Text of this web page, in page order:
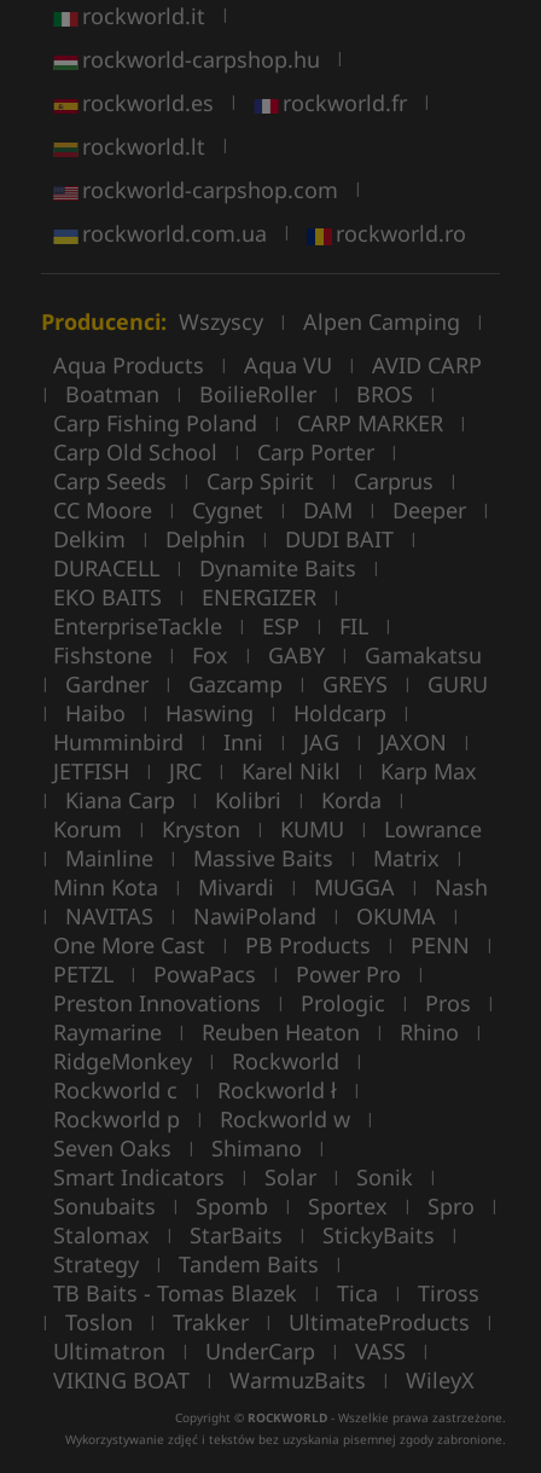
rockworld.it |
rockworld-carpshop.hu |
rockworld.es | rockworld.fr |
rockworld.lt |
rockworld-carpshop.com |
rockworld.com.ua | rockworld.ro
Producenci: Wszyscy | Alpen Camping |
Aqua Products | Aqua VU | AVID CARP
| Boatman | BoilieRoller | BROS |
Carp Fishing Poland | CARP MARKER |
Carp Old School | Carp Porter |
Carp Seeds | Carp Spirit | Carprus |
CC Moore | Cygnet | DAM | Deeper |
Delkim | Delphin | DUDI BAIT |
DURACELL | Dynamite Baits |
EKO BAITS | ENERGIZER |
EnterpriseTackle | ESP | FIL |
Fishstone | Fox | GABY | Gamakatsu
| Gardner | Gazcamp | GREYS | GURU
| Haibo | Haswing | Holdcarp |
Humminbird | Inni | JAG | JAXON |
JETFISH | JRC | Karel Nikl | Karp Max
| Kiana Carp | Kolibri | Korda |
Korum | Kryston | KUMU | Lowrance
| Mainline | Massive Baits | Matrix |
Minn Kota | Mivardi | MUGGA | Nash
| NAVITAS | NawiPoland | OKUMA |
One More Cast | PB Products | PENN |
PETZL | PowaPacs | Power Pro |
Preston Innovations | Prologic | Pros |
Raymarine | Reuben Heaton | Rhino |
RidgeMonkey | Rockworld |
Rockworld c | Rockworld ł |
Rockworld p | Rockworld w |
Seven Oaks | Shimano |
Smart Indicators | Solar | Sonik |
Sonubaits | Spomb | Sportex | Spro |
Stalomax | StarBaits | StickyBaits |
Strategy | Tandem Baits |
TB Baits - Tomas Blazek | Tica | Tiross
| Toslon | Trakker | UltimateProducts |
Ultimatron | UnderCarp | VASS |
VIKING BOAT | WarmuzBaits | WileyX
Copyright © ROCKWORLD - Wszelkie prawa zastrzeżone.
Wykorzystywanie zdjęć i tekstów bez uzyskania pisemnej zgody zabronione.